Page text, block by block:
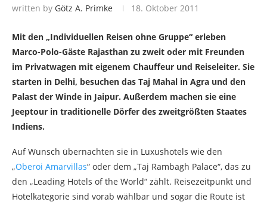
written by Götz A. Primke 18. Oktober 2011
Mit den „Individuellen Reisen ohne Gruppe“ erleben
Marco-Polo-Gäste Rajasthan zu zweit oder mit Freunden
im Privatwagen mit eigenem Chauffeur und Reiseleiter. Sie
starten in Delhi, besuchen das Taj Mahal in Agra und den
Palast der Winde in Jaipur. Außerdem machen sie eine
Jeeptour in traditionelle Dörfer des zweitgrößten Staates
Indiens.
Auf Wunsch übernachten sie in Luxushotels wie den
„Oberoi Amarvillas“ oder dem „Taj Rambagh Palace“, das zu
den „Leading Hotels of the World“ zählt. Reisezeitpunkt und
Hotelkategorie sind vorab wählbar und sogar die Route ist